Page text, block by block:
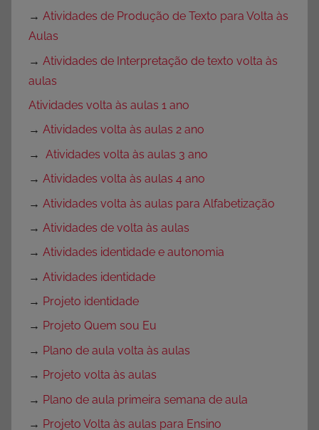
→ Atividades de Produção de Texto para Volta às
Aulas
→ Atividades de Interpretação de texto volta às
aulas
Atividades volta às aulas 1 ano
→ Atividades volta às aulas 2 ano
→ Atividades volta às aulas 3 ano
→ Atividades volta às aulas 4 ano
→ Atividades volta às aulas para Alfabetização
→ Atividades de volta às aulas
→ Atividades identidade e autonomia
→ Atividades identidade
→ Projeto identidade
→ Projeto Quem sou Eu
→ Plano de aula volta às aulas
→ Projeto volta às aulas
→ Plano de aula primeira semana de aula
→ Projeto Volta às aulas para Ensino